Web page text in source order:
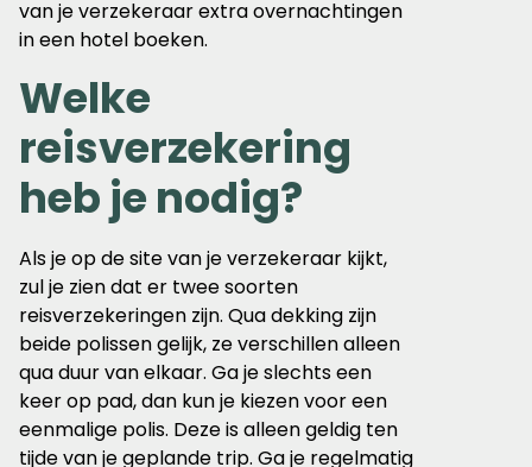
van je verzekeraar extra overnachtingen
in een hotel boeken.
Welke
reisverzekering
heb je nodig?
Als je op de site van je verzekeraar kijkt,
zul je zien dat er twee soorten
reisverzekeringen zijn. Qua dekking zijn
beide polissen gelijk, ze verschillen alleen
qua duur van elkaar. Ga je slechts een
keer op pad, dan kun je kiezen voor een
eenmalige polis. Deze is alleen geldig ten
tijde van je geplande trip. Ga je regelmatig